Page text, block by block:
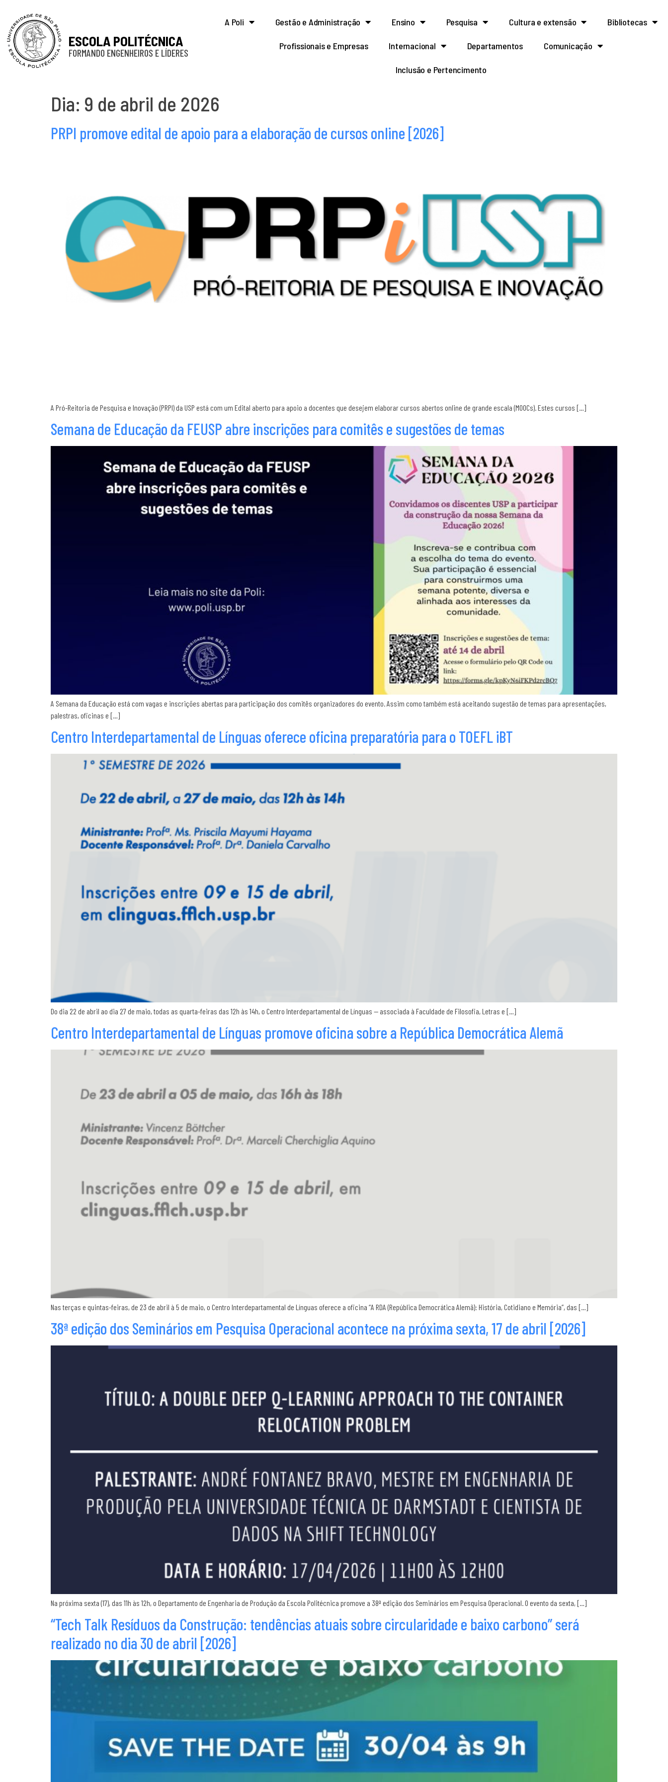
ESCOLA POLITÉCNICA
FORMANDO ENGENHEIROS E LÍDERES
A Poli Gestão e Administração Ensino Pesquisa Cultura e extensão Bibliotecas
Profissionais e Empresas Internacional Departamentos Comunicação
Inclusão e Pertencimento
Dia: 9 de abril de 2026
PRPI promove edital de apoio para a elaboração de cursos online [2026]
A Pró-Reitoria de Pesquisa e Inovação (PRPI) da USP está com um Edital aberto para apoio a docentes que desejem elaborar cursos abertos online de grande escala (MOOCs). Estes cursos […]
Semana de Educação da FEUSP abre inscrições para comitês e sugestões de temas
A Semana da Educação está com vagas e inscrições abertas para participação dos comitês organizadores do evento. Assim como também está aceitando sugestão de temas para apresentações,
palestras, oficinas e […]
Centro Interdepartamental de Línguas oferece oficina preparatória para o TOEFL iBT
Do dia 22 de abril ao dia 27 de maio, todas as quarta-feiras das 12h às 14h, o Centro Interdepartamental de Línguas — associada à Faculdade de Filosofia, Letras e […]
Centro Interdepartamental de Línguas promove oficina sobre a República Democrática Alemã
Nas terças e quintas-feiras, de 23 de abril à 5 de maio, o Centro Interdepartamental de Línguas oferece a oficina “A RDA (República Democrática Alemã): História, Cotidiano e Memória”, das […]
38ª edição dos Seminários em Pesquisa Operacional acontece na próxima sexta, 17 de abril [2026]
Na próxima sexta (17), das 11h às 12h, o Departamento de Engenharia de Produção da Escola Politécnica promove a 38ª edição dos Seminários em Pesquisa Operacional. O evento da sexta, […]
“Tech Talk Resíduos da Construção: tendências atuais sobre circularidade e baixo carbono” será
realizado no dia 30 de abril [2026]